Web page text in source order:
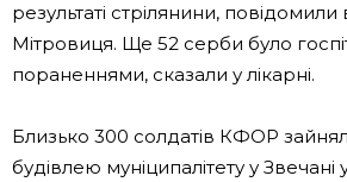
результаті стрілянини, повідомили
Мітровиця. Ще 52 серби було
пораненнями, сказали у лікарні.
Близько 300 солдатів КФОР
будівлею муніципалітету у